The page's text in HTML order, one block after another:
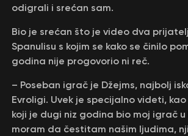
odigrali i srećan sam.
Bio je srećan što je video dva
Spanulisu s kojim se kako se činilo
godina nije progovorio ni reč.
– Poseban igrač je Džejms, najbolj
Evroligi. Uvek je specijalno videti,
koji je dugi niz godina bio moj igrač u
moram da čestitam našim ljudima,